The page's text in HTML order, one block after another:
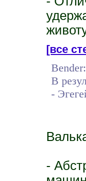
[все
Bender:
В
-
-